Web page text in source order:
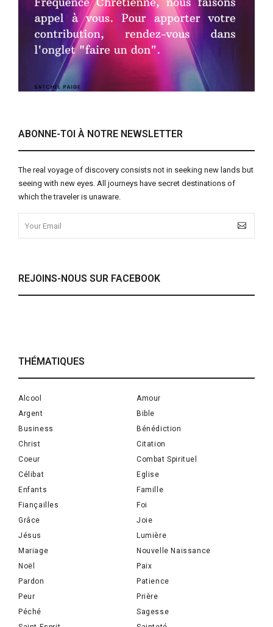
ABONNE-TOI À NOTRE NEWSLETTER
The real voyage of discovery consists not in seeking new lands but
seeing with new eyes. All journeys have secret destinations of
which the traveler is unaware.
REJOINS-NOUS SUR FACEBOOK
THÉMATIQUES
Alcool
Amour
Argent
Bible
Business
Bénédiction
Christ
Citation
Coeur
Combat Spirituel
Célibat
Eglise
Enfants
Famille
Fiançailles
Foi
Grâce
Joie
Jésus
Lumière
Mariage
Nouvelle Naissance
Noël
Paix
Pardon
Patience
Peur
Prière
Péché
Sagesse